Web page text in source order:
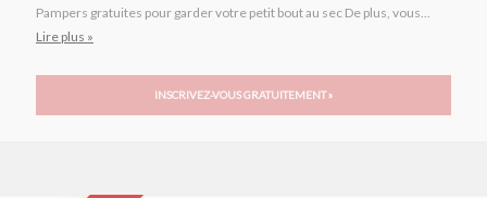
Pampers gratuites pour garder votre petit bout au sec De plus, vous...
Lire plus »
INSCRIVEZ-VOUS GRATUITEMENT »